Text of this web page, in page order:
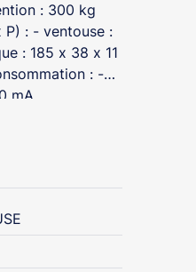
: 300 kg
P) : - ventouse :
: 185 x 38 x 11
: -
mA